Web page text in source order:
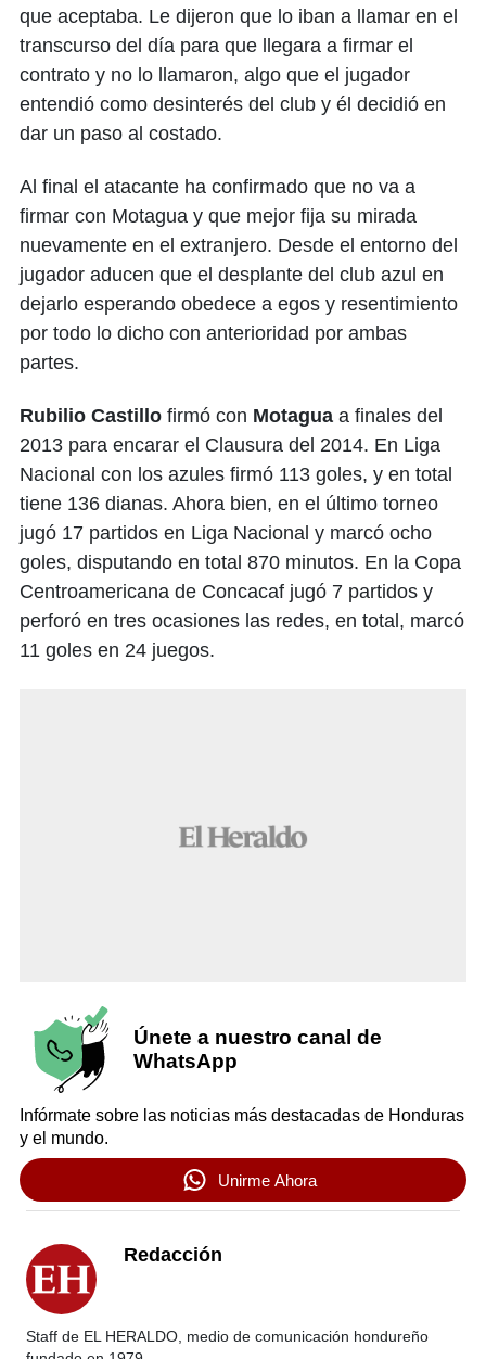
que aceptaba. Le dijeron que lo iban a llamar en el
transcurso del día para que llegara a firmar el
contrato y no lo llamaron, algo que el jugador
entendió como desinterés del club y él decidió en
dar un paso al costado.
Al final el atacante ha confirmado que no va a
firmar con Motagua y que mejor fija su mirada
nuevamente en el extranjero. Desde el entorno del
jugador aducen que el desplante del club azul en
dejarlo esperando obedece a egos y resentimiento
por todo lo dicho con anterioridad por ambas
partes.
Rubilio Castillo firmó con Motagua a finales del
2013 para encarar el Clausura del 2014. En Liga
Nacional con los azules firmó 113 goles, y en total
tiene 136 dianas. Ahora bien, en el último torneo
jugó 17 partidos en Liga Nacional y marcó ocho
goles, disputando en total 870 minutos. En la Copa
Centroamericana de Concacaf jugó 7 partidos y
perforó en tres ocasiones las redes, en total, marcó
11 goles en 24 juegos.
Únete a nuestro canal de
WhatsApp
Infórmate sobre las noticias más destacadas de Honduras
y el mundo.
Unirme Ahora
Redacción
Staff de EL HERALDO, medio de comunicación hondureño